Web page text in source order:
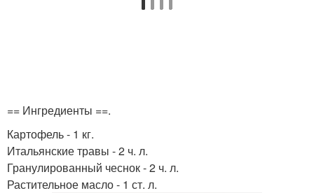
== Ингредиенты ==.
Картофель - 1 кг.
Итальянские травы - 2 ч. л.
Гранулированный чеснок - 2 ч. л.
Растительное масло - 1 ст. л.